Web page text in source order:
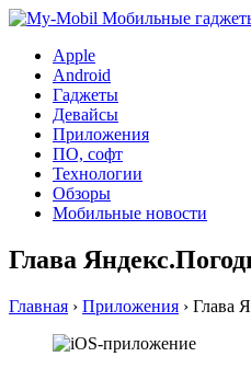
Apple
Android
Гаджеты
Девайсы
Приложения
ПО, софт
Технологии
Обзоры
Мобильные новости
Глава
Главная › Приложения › Глава